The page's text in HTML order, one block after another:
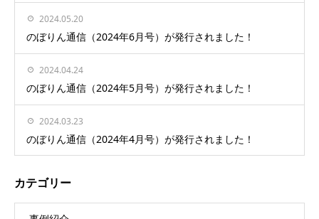
2024.05.20
のぼりん通信（2024年6月号）が発行されました！
2024.04.24
のぼりん通信（2024年5月号）が発行されました！
2024.03.23
のぼりん通信（2024年4月号）が発行されました！
カテゴリー